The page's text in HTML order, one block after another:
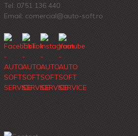
Tel: 0751 136 440
Email: comercial@auto-soft.ro